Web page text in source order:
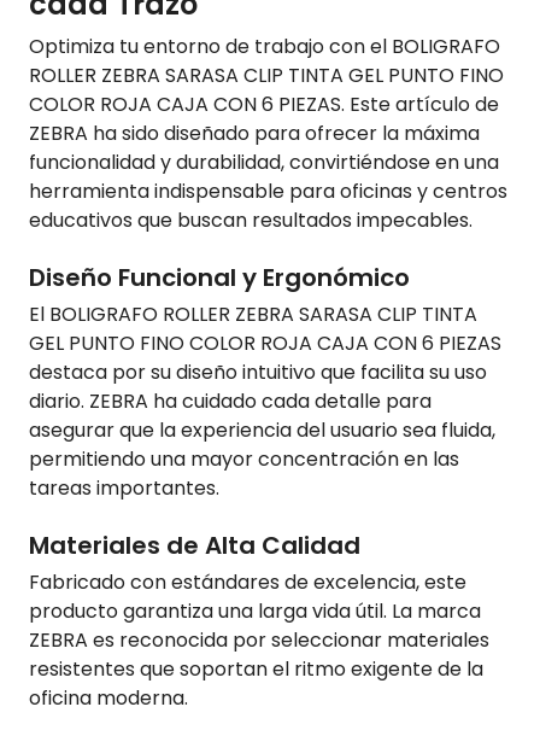
Optimiza tu entorno de trabajo con el BOLIGRAFO
ROLLER ZEBRA SARASA CLIP TINTA GEL PUNTO FINO
COLOR ROJA CAJA CON 6 PIEZAS. Este artículo de
ZEBRA ha sido diseñado para ofrecer la máxima
funcionalidad y durabilidad, convirtiéndose en una
herramienta indispensable para oficinas y centros
educativos que buscan resultados impecables.
Diseño Funcional y Ergonómico
El BOLIGRAFO ROLLER ZEBRA SARASA CLIP TINTA
GEL PUNTO FINO COLOR ROJA CAJA CON 6 PIEZAS
destaca por su diseño intuitivo que facilita su uso
diario. ZEBRA ha cuidado cada detalle para
asegurar que la experiencia del usuario sea fluida,
permitiendo una mayor concentración en las
tareas importantes.
Materiales de Alta Calidad
Fabricado con estándares de excelencia, este
producto garantiza una larga vida útil. La marca
ZEBRA es reconocida por seleccionar materiales
resistentes que soportan el ritmo exigente de la
oficina moderna.